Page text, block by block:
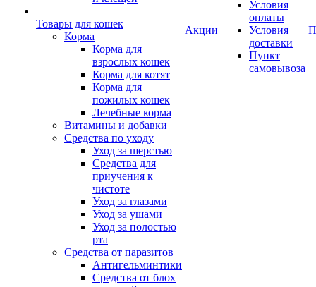
Товары для кошек
Корма
Корма для
взрослых кошек
Корма для котят
Корма для
пожилых кошек
Лечебные корма
Витамины и добавки
Средства по уходу
Уход за шерстью
Средства для
приучения к
чистоте
Уход за глазами
Уход за ушами
Уход за полостью
рта
Средства от паразитов
Антигельминтики
Средства от блох
Акции
Условия
оплаты
Условия
доставки
Пункт
самовывоза